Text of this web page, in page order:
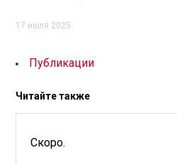
17 июля 2025
Публикации
Читайте также
Скоро.